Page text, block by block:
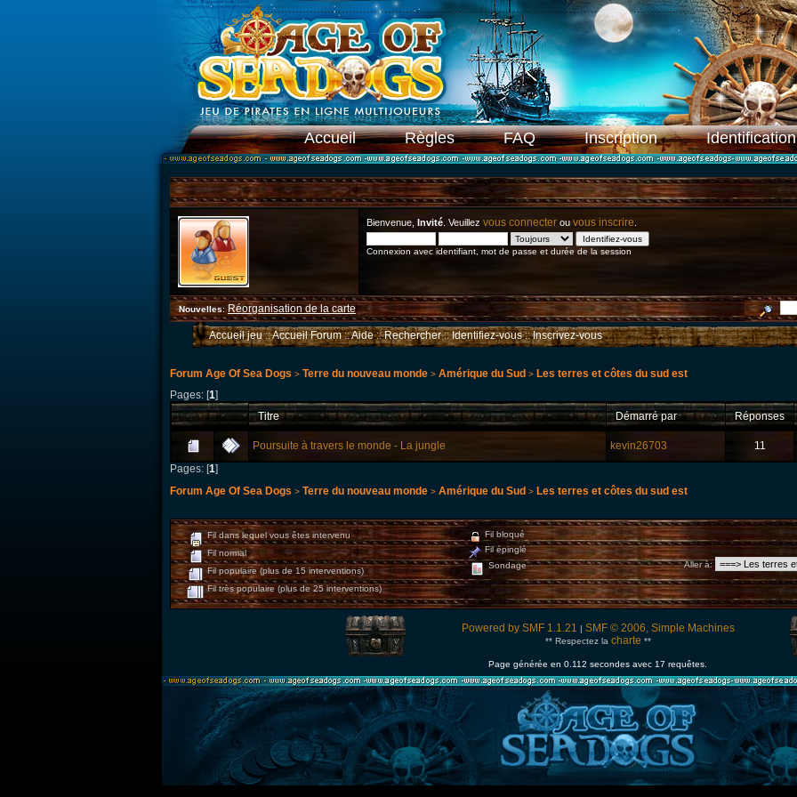
Accueil Règles FAQ Inscription Identification
Bienvenue, Invité . Veuillez vous connecter ou vous inscrire
Connexion avec identifiant, mot de passe et durée de la session
Nouvelles: Réorganisation de la carte
Accueil jeu::Accueil Forum::Aide::Rechercher::Identifiez-vous::Inscrivez-vous
Forum Age Of Sea Dogs > Terre du nouveau monde > Amérique du Sud > Les terres et côtes du sud est
Pages: [1]
Titre
Démarré par Réponses
Poursuite à travers le monde - La jungle kevin26703 11
Pages: [1]
Forum Age Of Sea Dogs > Terre du nouveau monde > Amérique du Sud > Les terres et côtes du sud est
Fil dans lequel vous êtes intervenu
Fil normal
Fil populaire (plus de 15 interventions)
Fil très populaire (plus de 25 interventions)
Fil bloqué
Fil épinglé
Sondage
Aller à:
Powered by SMF 1.1.21 | SMF © 2006, Simple Machines
** Respectez la charte **
Page générée en 0.112 secondes avec 17 requêtes.